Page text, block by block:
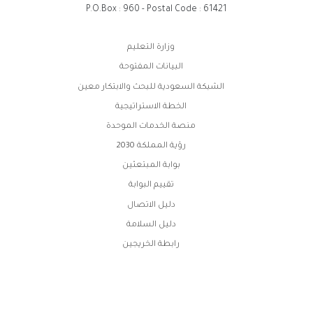
P.O.Box : 960 - Postal Code : 61421
وزارة التعليم
البيانات المفتوحة
الشبكة السعودية للبحث والابتكار معين
الخطة الاستراتيجية
منصة الخدمات الموحدة
رؤية المملكة 2030
بوابة المبتعثين
تقييم البوابة
دليل الاتصال
دليل السلامة
رابطة الخريجين